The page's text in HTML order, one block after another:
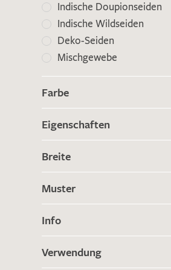
Indische Doupionseiden
Indische Wildseiden
Deko-Seiden
Mischgewebe
Farbe
Eigenschaften
Breite
Muster
Info
Verwendung